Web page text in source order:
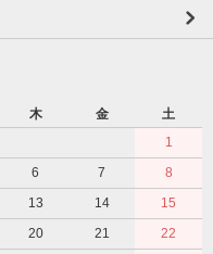
木 金
土
1
6 7
8
13 14
15
20 21
22